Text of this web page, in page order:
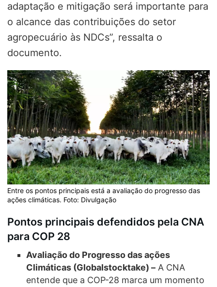
adaptação e mitigação será importante para
o alcance das contribuições do setor
agropecuário às NDCs”, ressalta o
documento.
Entre os pontos principais está a avaliação do progresso das
ações climáticas. Foto: Divulgação
Pontos principais defendidos pela CNA
para COP 28
Avaliação do Progresso das ações
Climáticas (Globalstocktake) –A CNA
entende que a COP-28 marca um momento